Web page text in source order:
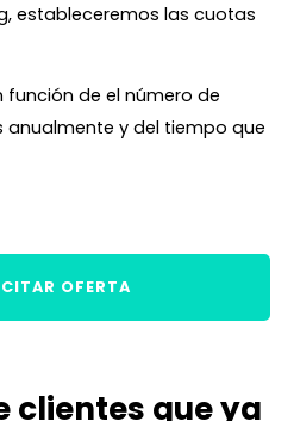
estableceremos las cuotas
función de el número de
y del tiempo que
OFERTA
clientes que ya